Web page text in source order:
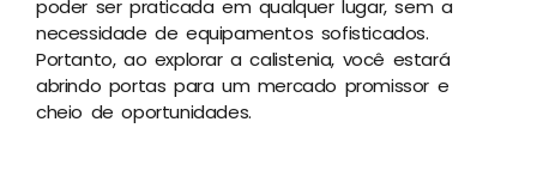
poder ser praticada em qualquer lugar, sem a
necessidade de equipamentos sofisticados.
Portanto, ao explorar a calistenia, você estará
abrindo portas para um mercado promissor e
cheio de oportunidades.